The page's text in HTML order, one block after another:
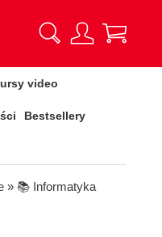
video
Bestsellery
» 📚 Informatyka